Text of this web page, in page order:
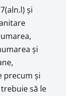
şi
şi
precum şi
să le